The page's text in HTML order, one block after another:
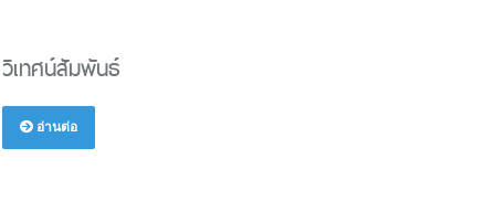
วิเทศน์สัมพันธ์
อ่านต่อ